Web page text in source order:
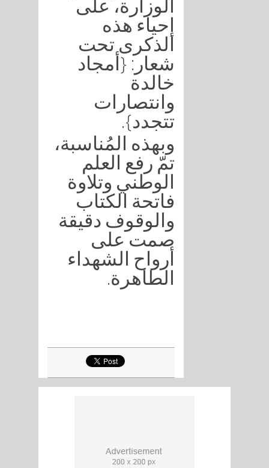
إحياء هذه
الذكرى تحت
شعار: {أمجاد
خالدة
وانتصارات
تتجدد}.
وبهذه المُناسبة،
تمّ رفع العلم
الوطني وتلاوة
فاتحة الكتاب
والوقوف دقيقة
صمت على
أرواح الشهداء
الطاهرة.